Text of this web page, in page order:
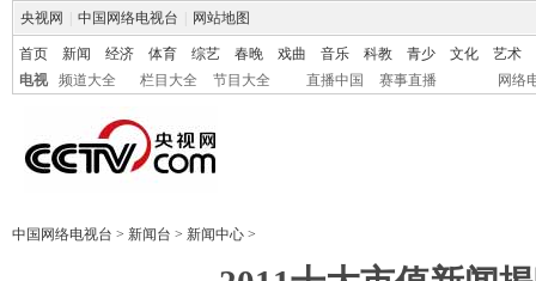
央视网 中国网络电视台 网站地图
首页 新闻 经济 体育 综艺 春晚 戏曲 音乐 科教 青少 文化
艺术
电视
频道大全 栏目大全 节目大全 直播中国 赛事直播 网络
中国网络电视台 > 新闻台 > 新闻中心 >